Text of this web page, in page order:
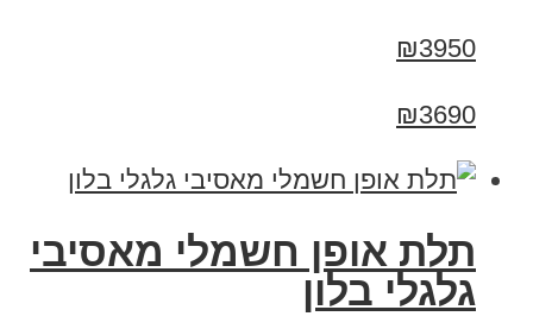
₪3950
₪3690
תלת אופן חשמלי מאסיבי
גלגלי בלון